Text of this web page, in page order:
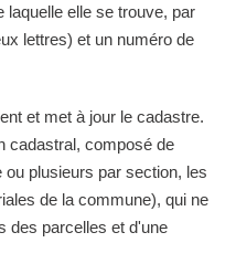
laquelle elle se trouve, par
lettres) et un numéro de
et met à jour le cadastre.
cadastral, composé de
plusieurs par section, les
de la commune), qui ne
des parcelles et d'une